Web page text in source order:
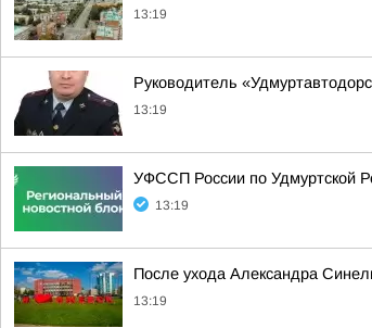
13:19
Руководитель
13:19
УФССП России по Удмуртской
13:19
После ухода Александра
13:19